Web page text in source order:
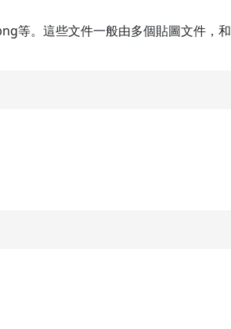
等。這些文件一般由多個貼圖文件，和